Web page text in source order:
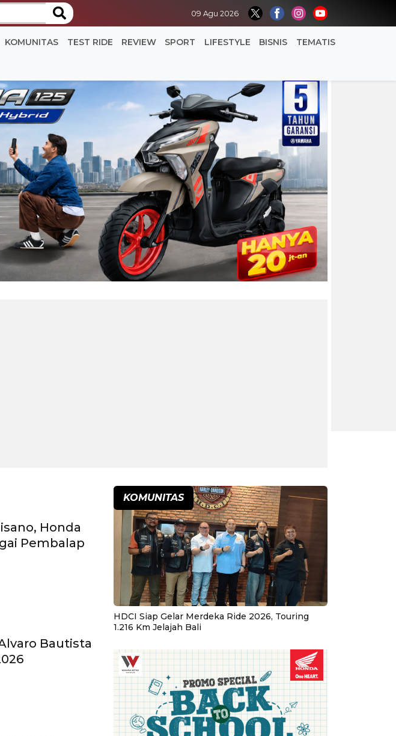
09 Agu 2026
KOMUNITAS TEST RIDE REVIEW SPORT LIFESTYLE BISNIS TEMATIS
Honda
Pembalap
Bautista
KOMUNITAS
HDCI Siap Gelar Merdeka Ride 2026, Touring
1.216 Km Jelajah Bali